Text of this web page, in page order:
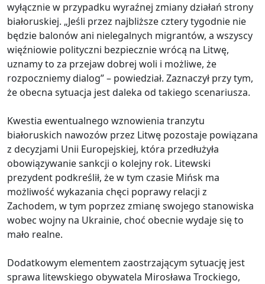
wyłącznie w przypadku wyraźnej zmiany działań strony
białoruskiej. „Jeśli przez najbliższe cztery tygodnie nie
będzie balonów ani nielegalnych migrantów, a wszyscy
więźniowie polityczni bezpiecznie wrócą na Litwę,
uznamy to za przejaw dobrej woli i możliwe, że
rozpoczniemy dialog” – powiedział. Zaznaczył przy tym,
że obecna sytuacja jest daleka od takiego scenariusza.
Kwestia ewentualnego wznowienia tranzytu
białoruskich nawozów przez Litwę pozostaje powiązana
z decyzjami Unii Europejskiej, która przedłużyła
obowiązywanie sankcji o kolejny rok. Litewski
prezydent podkreślił, że w tym czasie Mińsk ma
możliwość wykazania chęci poprawy relacji z
Zachodem, w tym poprzez zmianę swojego stanowiska
wobec wojny na Ukrainie, choć obecnie wydaje się to
mało realne.
Dodatkowym elementem zaostrzającym sytuację jest
sprawa litewskiego obywatela Mirosława Trockiego,